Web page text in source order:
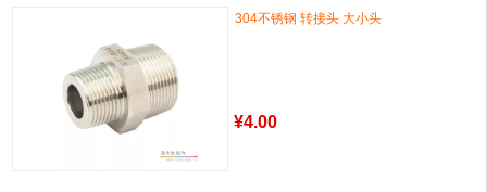
304不锈钢 转接头 大小头
¥4.00